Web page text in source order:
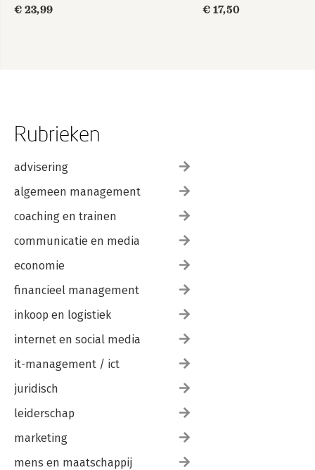
€ 23,99
€ 17,50
Rubrieken
advisering
algemeen management
coaching en trainen
communicatie en media
economie
financieel management
inkoop en logistiek
internet en social media
it-management / ict
juridisch
leiderschap
marketing
mens en maatschappij